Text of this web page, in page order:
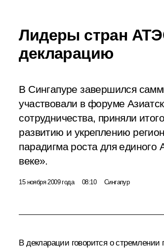
Лидеры стран
декларацию
В Сингапуре завершился
участвовали в форуме
сотрудничества, приняли
развитию и укреплению
парадигма роста для единого
веке».
15 ноября 2009 года 08:10 Сингапур
В декларации говорится о